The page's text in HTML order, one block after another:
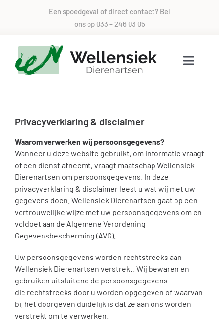
Een spoedgeval of direct contact? Bel
ons op 033 – 246 03 05
Toggle
Over ons
Direct contact
Spoed
Inloggen Digi-Dap
Privacyverklaring & disclaimer
Waarom verwerken wij persoonsgegevens?
Wanneer u deze website gebruikt, om informatie vraagt
of een dienst afneemt, vraagt maatschap Wellensiek
Dierenartsen om persoonsgegevens. In deze
privacyverklaring & disclaimer leest u wat wij met uw
gegevens doen. Wellensiek Dierenartsen gaat op een
vertrouwelijke wijze met uw persoonsgegevens om en
voldoet aan de Algemene Verordening
Gegevensbescherming (AVG).
Uw persoonsgegevens worden rechtstreeks aan
Wellensiek Dierenartsen verstrekt. Wij bewaren en
gebruiken uitsluitend de persoonsgegevens
die rechtstreeks door u worden opgegeven of waarvan
bij het doorgeven duidelijk is dat ze aan ons worden
verstrekt om te verwerken.